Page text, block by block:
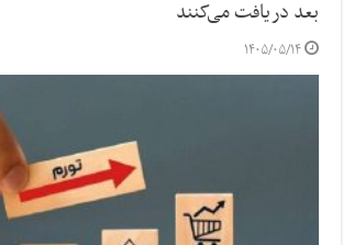
بعد دریافت می‌کنند
۱۴۰۵/۰۵/۱۴